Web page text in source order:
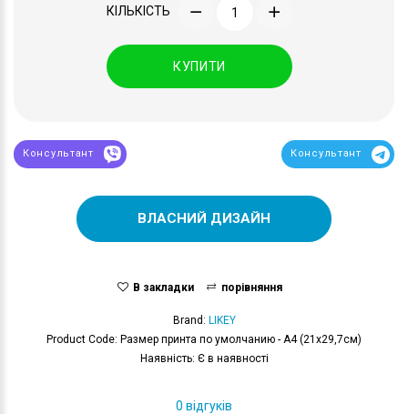
КІЛЬКІСТЬ
КУПИТИ
Консультант Консультант
ВЛАСНИЙ ДИЗАЙН
В закладки порівняння
Brand: LIKEY
Product Code: Размер принта по умолчанию - А4 (21x29,7см)
Наявність: Є в наявності
0 відгуків